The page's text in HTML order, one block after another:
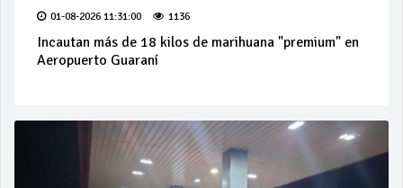
01-08-2026 11:31:00 1136
Incautan más de 18 kilos de marihuana "premium" en
Aeropuerto Guaraní